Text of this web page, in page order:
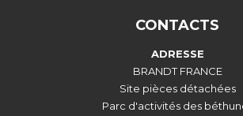
CONTACTS
ADRESSE
BRANDT FRANCE
Site pièces détachées
Parc d'activités des